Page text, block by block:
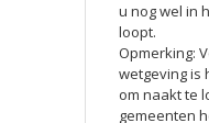
u nog wel in
loopt.
Opmerking:
wetgeving is
om naakt te
gemeenten